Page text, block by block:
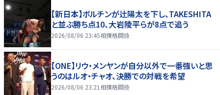
【新日本】ボルチンが辻陽太を下し、TAKESHITA
と並ぶ勝ち点10、大岩陵平らが8点で追う
2026/08/06 23:45相撲格闘技
【ONE】リウ・メンヤンが自分以外で一番強いと思
うのはルオ・チャオ、決勝での対戦を希望
2026/08/06 23:21 相撲格闘技